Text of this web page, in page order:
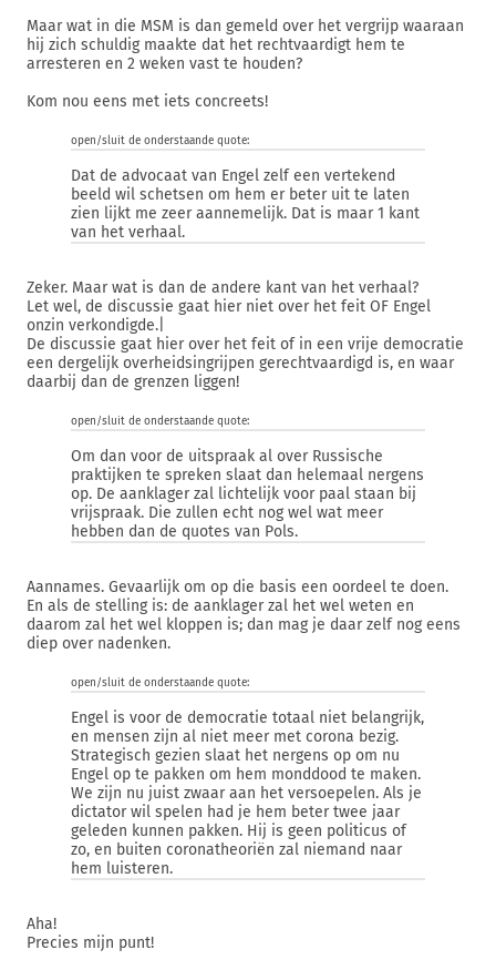
Maar wat in die MSM is dan gemeld over het vergrijp waaraan
hij zich schuldig maakte dat het rechtvaardigt hem te
arresteren en 2 weken vast te houden?
Kom nou eens met iets concreets!
open/sluit de onderstaande quote:
Dat de advocaat van Engel zelf een vertekend
beeld wil schetsen om hem er beter uit te laten
zien lijkt me zeer aannemelijk. Dat is maar 1 kant
van het verhaal.
Zeker. Maar wat is dan de andere kant van het verhaal?
Let wel, de discussie gaat hier niet over het feit OF Engel
onzin verkondigde.|
De discussie gaat hier over het feit of in een vrije democratie
een dergelijk overheidsingrijpen gerechtvaardigd is, en waar
daarbij dan de grenzen liggen!
open/sluit de onderstaande quote:
Om dan voor de uitspraak al over Russische
praktijken te spreken slaat dan helemaal nergens
op. De aanklager zal lichtelijk voor paal staan bij
vrijspraak. Die zullen echt nog wel wat meer
hebben dan de quotes van Pols.
Aannames. Gevaarlijk om op die basis een oordeel te doen.
En als de stelling is: de aanklager zal het wel weten en
daarom zal het wel kloppen is; dan mag je daar zelf nog eens
diep over nadenken.
open/sluit de onderstaande quote:
Engel is voor de democratie totaal niet belangrijk,
en mensen zijn al niet meer met corona bezig.
Strategisch gezien slaat het nergens op om nu
Engel op te pakken om hem monddood te maken.
We zijn nu juist zwaar aan het versoepelen. Als je
dictator wil spelen had je hem beter twee jaar
geleden kunnen pakken. Hij is geen politicus of
zo, en buiten coronatheoriën zal niemand naar
hem luisteren.
Aha!
Precies mijn punt!